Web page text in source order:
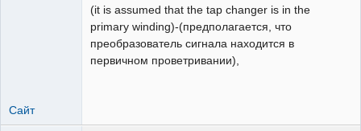
(it is assumed that the tap changer is in the
primary winding)-(предполагается, что
преобразователь сигнала находится в
первичном проветривании),
Сайт